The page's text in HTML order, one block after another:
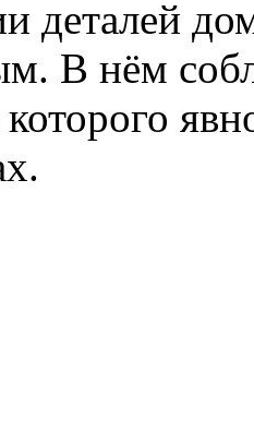
деталей
В нём
которого